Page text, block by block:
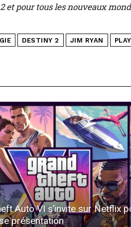
et pour tous les nouveaux
DESTINY 2 JIM RYAN
Auto VI s’invite sur Netflix
présentation